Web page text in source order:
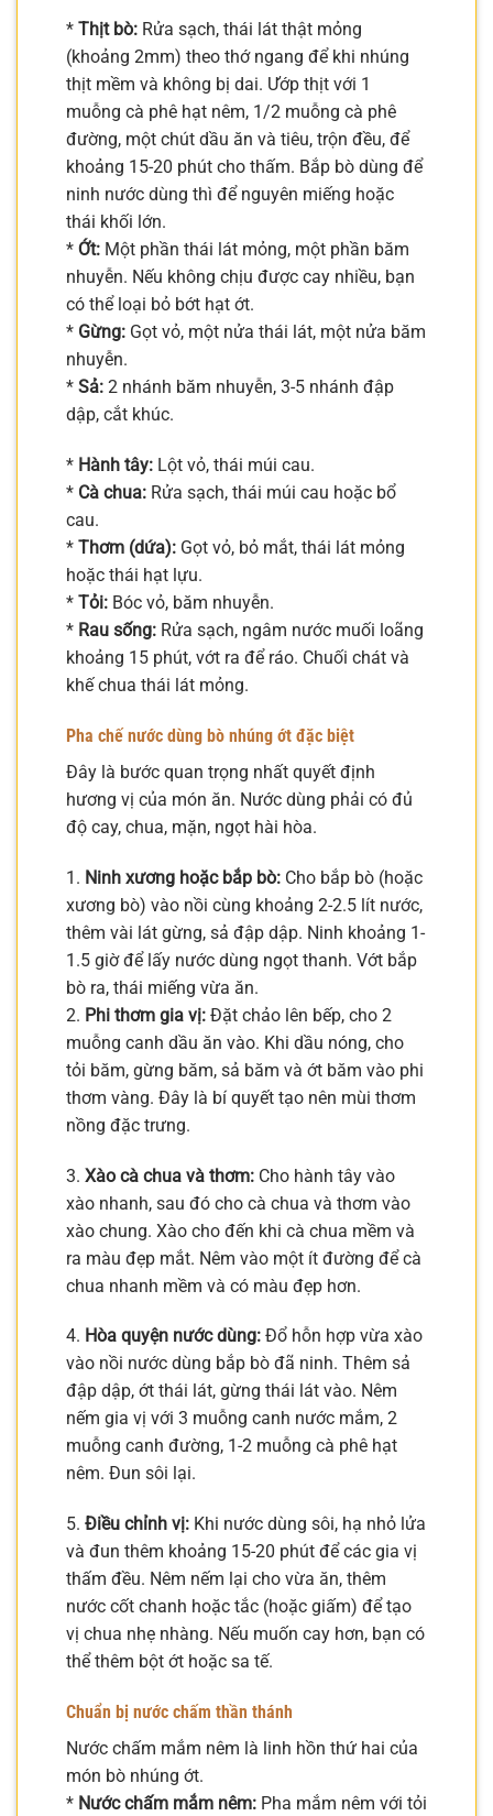
* Thịt bò: Rửa sạch, thái lát thật mỏng
(khoảng 2mm) theo thớ ngang để khi nhúng
thịt mềm và không bị dai. Ướp thịt với 1
muỗng cà phê hạt nêm, 1/2 muỗng cà phê
đường, một chút dầu ăn và tiêu, trộn đều, để
khoảng 15-20 phút cho thấm. Bắp bò dùng để
ninh nước dùng thì để nguyên miếng hoặc
thái khối lớn.
* Ớt: Một phần thái lát mỏng, một phần băm
nhuyễn. Nếu không chịu được cay nhiều, bạn
có thể loại bỏ bớt hạt ớt.
* Gừng: Gọt vỏ, một nửa thái lát, một nửa băm
nhuyễn.
* Sả: 2 nhánh băm nhuyễn, 3-5 nhánh đập
dập, cắt khúc.
* Hành tây: Lột vỏ, thái múi cau.
* Cà chua: Rửa sạch, thái múi cau hoặc bổ
cau.
* Thơm (dứa): Gọt vỏ, bỏ mắt, thái lát mỏng
hoặc thái hạt lựu.
* Tỏi: Bóc vỏ, băm nhuyễn.
* Rau sống: Rửa sạch, ngâm nước muối loãng
khoảng 15 phút, vớt ra để ráo. Chuối chát và
khế chua thái lát mỏng.
Pha chế nước dùng bò nhúng ớt đặc biệt
Đây là bước quan trọng nhất quyết định
hương vị của món ăn. Nước dùng phải có đủ
độ cay, chua, mặn, ngọt hài hòa.
1. Ninh xương hoặc bắp bò: Cho bắp bò (hoặc
xương bò) vào nồi cùng khoảng 2-2.5 lít nước,
thêm vài lát gừng, sả đập dập. Ninh khoảng 1-
1.5 giờ để lấy nước dùng ngọt thanh. Vớt bắp
bò ra, thái miếng vừa ăn.
2. Phi thơm gia vị: Đặt chảo lên bếp, cho 2
muỗng canh dầu ăn vào. Khi dầu nóng, cho
tỏi băm, gừng băm, sả băm và ớt băm vào phi
thơm vàng. Đây là bí quyết tạo nên mùi thơm
nồng đặc trưng.
3. Xào cà chua và thơm: Cho hành tây vào
xào nhanh, sau đó cho cà chua và thơm vào
xào chung. Xào cho đến khi cà chua mềm và
ra màu đẹp mắt. Nêm vào một ít đường để cà
chua nhanh mềm và có màu đẹp hơn.
4. Hòa quyện nước dùng: Đổ hỗn hợp vừa xào
vào nồi nước dùng bắp bò đã ninh. Thêm sả
đập dập, ớt thái lát, gừng thái lát vào. Nêm
nếm gia vị với 3 muỗng canh nước mắm, 2
muỗng canh đường, 1-2 muỗng cà phê hạt
nêm. Đun sôi lại.
5. Điều chỉnh vị: Khi nước dùng sôi, hạ nhỏ lửa
và đun thêm khoảng 15-20 phút để các gia vị
thấm đều. Nêm nếm lại cho vừa ăn, thêm
nước cốt chanh hoặc tắc (hoặc giấm) để tạo
vị chua nhẹ nhàng. Nếu muốn cay hơn, bạn có
thể thêm bột ớt hoặc sa tế.
Chuẩn bị nước chấm thần thánh
Nước chấm mắm nêm là linh hồn thứ hai của
món bò nhúng ớt.
* Nước chấm mắm nêm: Pha mắm nêm với tỏi